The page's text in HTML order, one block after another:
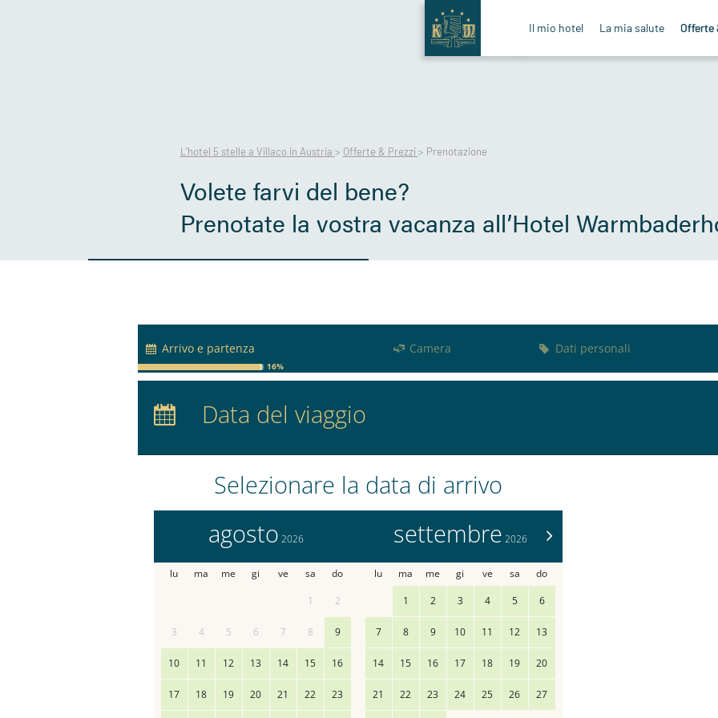
Il mio hotel La mia salute Offerte
L’hotel 5 stelle a Villaco in Austria > Offerte & Prezzi > Prenotazione
Volete farvi del bene?
Prenotate la vostra vacanza all’Hotel
Arrivo e partenza Camera Dati personali
16%
Pernottamenti:0
Data del viaggio
Selezionare la data di arrivo
agosto 2026
lu ma me gi ve sa
do
1
2
3 4 5 6 7 8 9
10 11 12 13 14 15 16
17 18 19 20 21 22 23
>
settembre 2026
lu ma me gi ve sa
do
1
2 3 4 5 6
7 8 9 10 11 12 13
14 15 16 17 18 19 20
21 22 23 24 25 26 27